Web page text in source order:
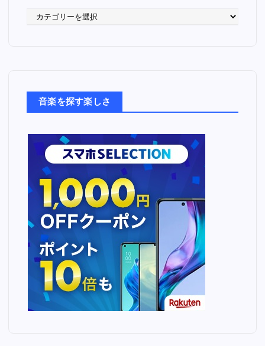
音楽を探す楽しさ